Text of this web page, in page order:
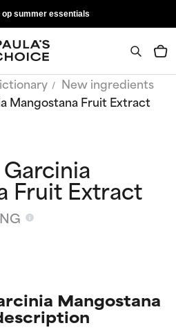
op summer essentials
New ingredients
Mangostana Fruit Extract
Fruit Extract
Mangostana